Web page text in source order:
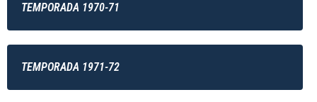
TEMPORADA 1970-71
TEMPORADA 1971-72